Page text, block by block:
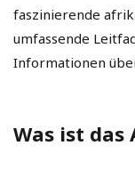
faszinierende
umfassende
Informationen
Was ist das